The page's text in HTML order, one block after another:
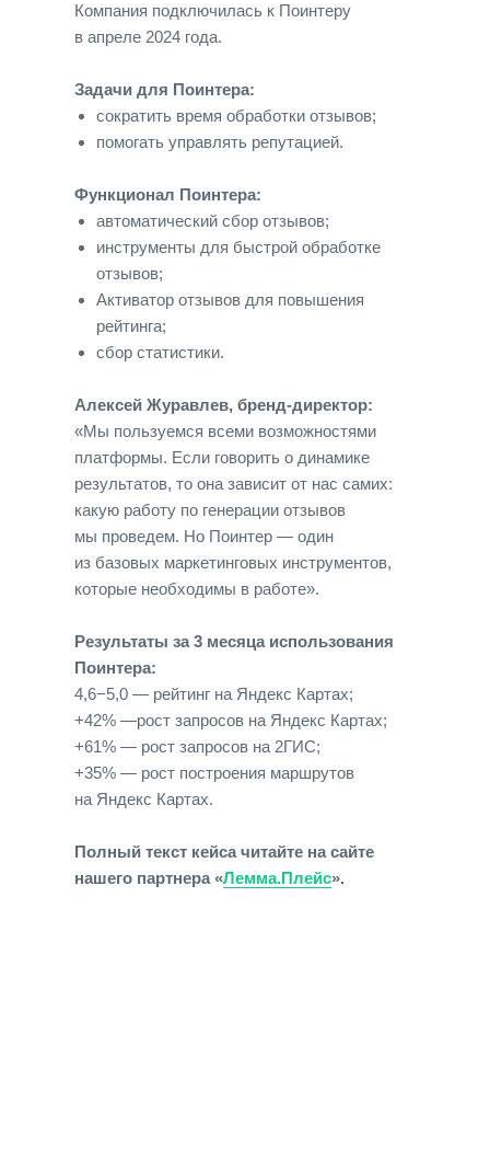
Компания подключилась к Поинтеру
в апреле 2024 года.
Задачи для Поинтера:
сократить время обработки отзывов;
помогать управлять репутацией.
Функционал Поинтера:
автоматический сбор отзывов;
инструменты для быстрой обработке
отзывов;
Активатор отзывов для повышения
рейтинга;
сбор статистики.
Алексей Журавлев, бренд-директор:
«Мы пользуемся всеми возможностями
платформы. Если говорить о динамике
результатов, то она зависит от нас самих:
какую работу по генерации отзывов
мы проведем. Но Поинтер — один
из базовых маркетинговых инструментов,
которые необходимы в работе».
Результаты за 3 месяца использования
Поинтера:
4,6−5,0 — рейтинг на Яндекс Картах;
+42% —рост запросов на Яндекс Картах;
+61% — рост запросов на 2ГИС;
+35% — рост построения маршрутов
на Яндекс Картах.
Полный текст кейса читайте на сайте
нашего партнера «Лемма.Плейс».